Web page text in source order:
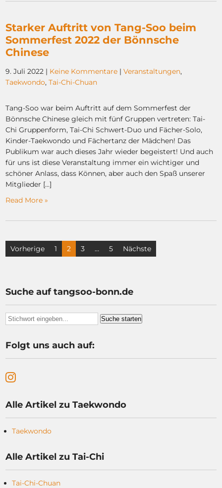
Starker Auftritt von Tang-Soo beim
Sommerfest 2022 der Bönnsche
Chinese
9. Juli 2022 | Keine Kommentare |Veranstaltungen,
Taekwondo,Tai-Chi-Chuan
Tang-Soo war beim Auftritt auf dem Sommerfest der
Bönnsche Chinese gleich mit fünf Gruppen vertreten: Tai-
Chi Gruppenform, Tai-Chi Schwert-Duo und Fächer-Solo,
Kinder-Taekwondo und Fächertanz der Mädchen! Das
Publikum war auch dieses Jahr wieder begeistert! Und auch
für uns ist diese Veranstaltung immer ein wichtiger und
schöner Anlass, dass Können, aber auch den Spaß unserer
Mitglieder […]
Read More »
Seitennummerierung
der
Vorherige 1 2 3 … 5 Nächste
Suche auf tangsoo-bonn.de
Folgt uns auch auf:
Alle Artikel zu Taekwondo
Taekwondo
Alle Artikel zu Tai-Chi
Tai-Chi-Chuan